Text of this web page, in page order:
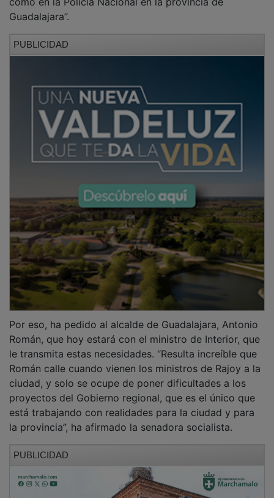
Guadalajara”.
Román, que hoy estará con el ministro de Interior, que
le transmita estas necesidades. “Resulta increíble que
Román calle cuando vienen los ministros de Rajoy a la
ciudad, y solo se ocupe de poner dificultades a los
proyectos del Gobierno regional, que es el único que
está trabajando con realidades para la ciudad y para
la provincia”, ha afirmado la senadora socialista.